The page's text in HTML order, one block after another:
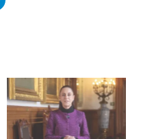
clic
una
ventana
nueva)